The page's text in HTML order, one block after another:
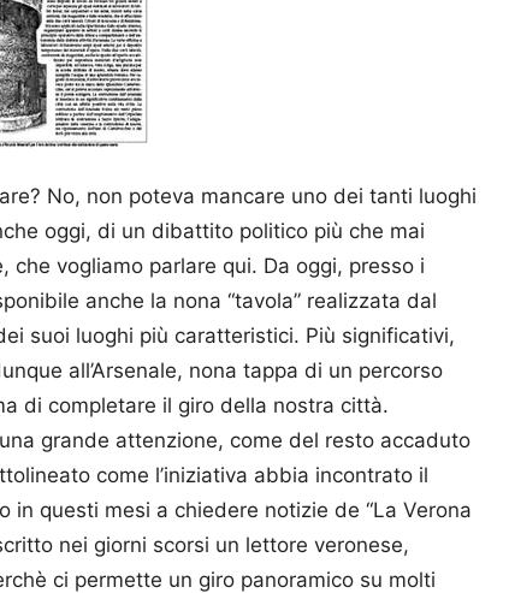
No, non poteva mancare uno dei tanti luoghi
oggi, di un dibattito politico più che mai
che vogliamo parlare qui. Da oggi, presso i
anche la nona “tavola” realizzata dal
suoi luoghi più caratteristici. Più significativi,
all’Arsenale, nona tappa di un percorso
di completare il giro della nostra città.
grande attenzione, come del resto accaduto
come l’iniziativa abbia incontrato il
questi mesi a chiedere notizie de “La Verona
nei giorni scorsi un lettore veronese,
ci permette un giro panoramico su molti